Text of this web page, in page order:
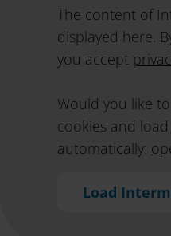
The content of
displayed here.
you accept
Would you like
cookies and
automatically:
Load